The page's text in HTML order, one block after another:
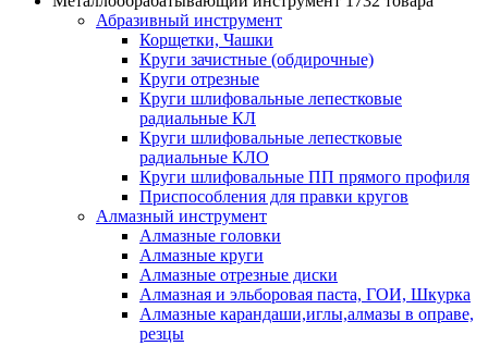
Абразивный инструмент
Корщетки, Чашки
Круги зачистные (обдирочные)
Круги отрезные
Круги шлифовальные лепестковые
радиальные КЛ
Круги шлифовальные лепестковые
радиальные КЛО
Круги шлифовальные ПП прямого профиля
Приспособления для правки кругов
Алмазный инструмент
Алмазные головки
Алмазные круги
Алмазные отрезные диски
Алмазная и эльборовая паста, ГОИ, Шкурка
Алмазные карандаши,иглы,алмазы в оправе,
резцы